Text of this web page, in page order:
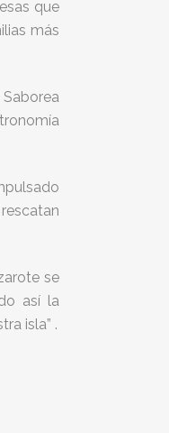
que
más
se
así la
isla” .